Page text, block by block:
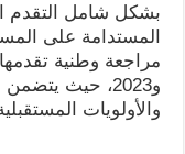
بشكل شامل التقدم
المستدامة على
و2023، حيث
والأولويات